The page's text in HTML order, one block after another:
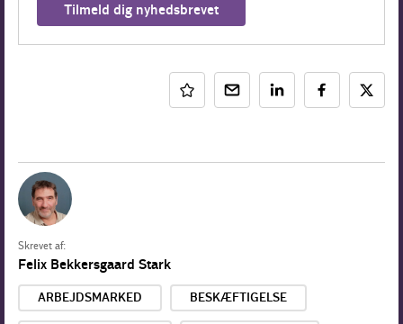
Tilmeld dig nyhedsbrevet
Skrevet af:
Felix Bekkersgaard Stark
ARBEJDSMARKED BESKÆFTIGELSE